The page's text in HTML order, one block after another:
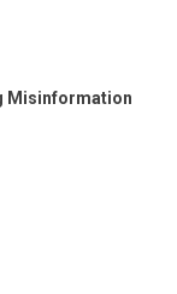
Misinformation